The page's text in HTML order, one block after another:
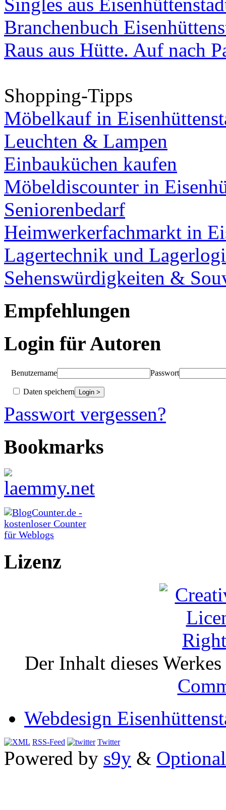
Branchenbuch
Raus aus Hütte. Auf nach
Shopping-Tipps
Möbelkauf in
Leuchten & Lampen
Einbauküchen kaufen
Möbeldiscounter in
Seniorenbedarf
Heimwerkerfachmarkt in
Lagertechnik und
Sehenswürdigkeiten &
Empfehlungen
Login für Autoren
Benutzername Passwort
Daten speichern
Passwort vergessen?
Bookmarks
Lizenz
Der Inhalt dieses
Webdesign
RSS-Feed Twitter
Powered by s9y &